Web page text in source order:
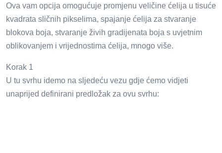
Ova vam opcija omogućuje promjenu veličine ćelija u tisuće
kvadrata sličnih pikselima, spajanje ćelija za stvaranje
blokova boja, stvaranje živih gradijenata boja s uvjetnim
oblikovanjem i vrijednostima ćelija, mnogo više.
Korak 1
U tu svrhu idemo na sljedeću vezu gdje ćemo vidjeti
unaprijed definirani predložak za ovu svrhu: